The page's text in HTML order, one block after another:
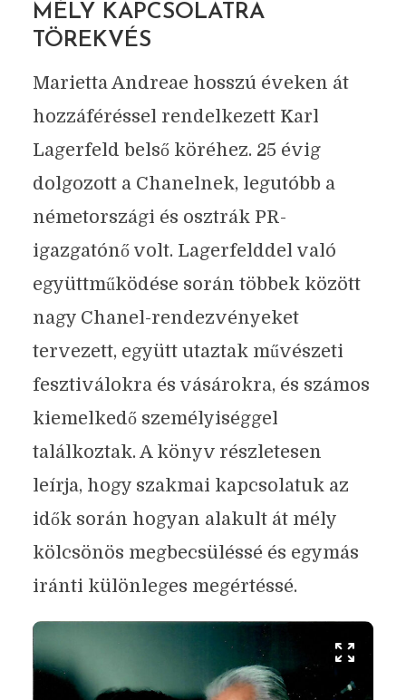
MÉLY KAPCSOLATRA
TÖREKVÉS
Marietta Andreae hosszú éveken át
hozzáféréssel rendelkezett Karl
Lagerfeld belső köréhez. 25 évig
dolgozott a Chanelnek, legutóbb a
németországi és osztrák PR-
igazgatónő volt. Lagerfelddel való
együttműködése során többek között
nagy Chanel-rendezvényeket
tervezett, együtt utaztak művészeti
fesztiválokra és vásárokra, és számos
kiemelkedő személyiséggel
találkoztak. A könyv részletesen
leírja, hogy szakmai kapcsolatuk az
idők során hogyan alakult át mély
kölcsönös megbecsüléssé és egymás
iránti különleges megértéssé.